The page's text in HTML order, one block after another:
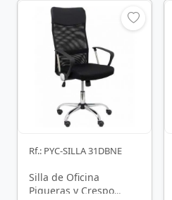
Rf.: PYC-SILLA 31DBNE
Silla de Oficina
Piqueras y Crespo